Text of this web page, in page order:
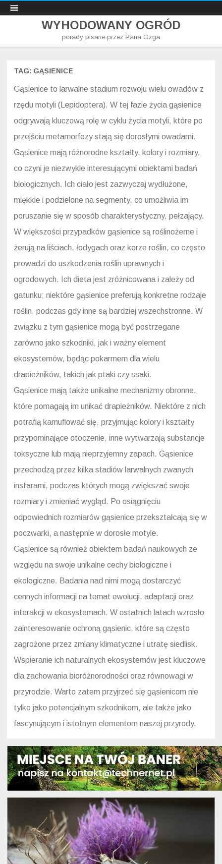
WYHODOWANY OGRÓD
porady pisane przez Pana Ozga
Skip
TAG: GĄSIENICE
Gąsienice to larwalne stadium rozwoju wielu owadów z
rzędu motyli (Lepidoptera). W tej fazie życia gąsienice
odgrywają kluczową rolę w cyklu życia motyli, które po
przejściu metamorfozy stają się dorosłymi owadami.
Gąsienice mają różnorodne kształty, kolory i rozmiary,
co czyni je niezwykle interesującymi obiektami badań
biologicznych. Ich ciało jest zazwyczaj wydłużone,
miękkie i podzielone na segmenty, co umożliwia im
poruszanie się w sposób charakterystyczny, pełzający.
W większości przypadków gąsienice są roślinożerne i
żerują na liściach, łodygach oraz korze roślin, co często
prowadzi do uszkodzenia roślin uprawnych i
ogrodowych. Ich dieta jest zróżnicowana i zależy od
gatunku; niektóre gąsienice preferują konkretne rodzaje
roślin, podczas gdy inne są bardziej wszechstronne. W
związku z tym gąsienice mogą być postrzegane
zarówno jako szkodniki, jak i ważny element
ekosystemów, będąc pokarmem dla wielu
drapieżników, takich jak ptaki czy ssaki.
Gąsienice mają także unikalne mechanizmy obronne,
które pomagają im unikać drapieżników. Niektóre z nich
potrafią kamuflować się, przyjmując kolory i kształty
przypominające otoczenie, inne wytwarzają substancje
toksyczne lub mają nieprzyjemny zapach. Gąsienice
przechodzą przez kilka stadiów larwalnych zwanych
instarami, podczas których mogą zwiększać swoje
rozmiary i zmieniać wygląd. Po osiągnięciu
odpowiednich rozmiarów gąsienice przekształcają się w
poczwarki, a następnie w dorosłe motyle.
Gąsienice są również obiektem badań naukowych ze
względu na swoje unikalne cechy biologiczne i
ekologiczne. Badania nad nimi mogą dostarczyć
cennych informacji na temat ewolucji, adaptacji oraz
interakcji w ekosystemach. W ostatnich latach wzrosło
zainteresowanie ochroną gąsienic, które są często
zagrożone przez zmiany klimatyczne i utratę siedlisk.
Wspieranie ich naturalnych ekosystemów jest kluczowe
dla zachowania bioróżnorodności oraz równowagi w
przyrodzie. Warto zatem przyjrzeć się gąsienicom nie
tylko jako potencjalnym szkodnikom, ale także jako
fascynującym i istotnym elementom naszej przyrody.